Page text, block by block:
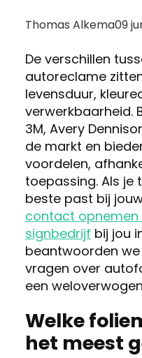
Posted
Thomas Alkema09
De verschillen
autoreclame
levensduur,
verwerkbaarheid.
3M, Avery
de markt en
voordelen,
toepassing. Als je
beste past bij
contact opnemen
signbedrijf bij jou
beantwoorden
vragen over
een
Welke
het meest